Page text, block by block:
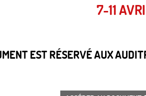
7-11
EST RÉSERVÉ AUX